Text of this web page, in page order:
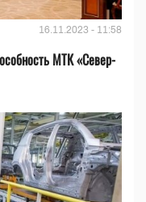
16.11.2023 - 11:58
МТК «Север-